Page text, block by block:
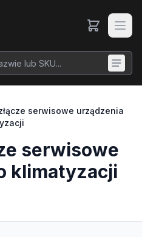
serwisowe urządzenia
serwisowe
klimatyzacji